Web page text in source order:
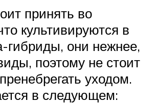
принять во
культивируются в
гибриды, они нежнее,
поэтому не стоит
уходом.
в следующем: